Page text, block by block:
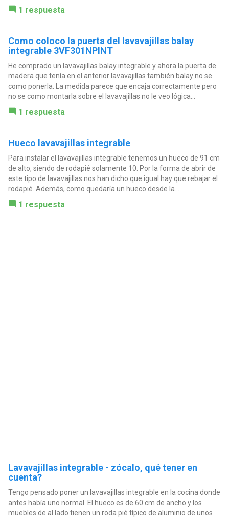
1 respuesta
Como coloco la puerta del lavavajillas balay
integrable 3VF301NPINT
He comprado un lavavajillas balay integrable y ahora la puerta de
madera que tenía en el anterior lavavajillas también balay no se
como ponerla. La medida parece que encaja correctamente pero
no se como montarla sobre el lavavajillas no le veo lógica...
1 respuesta
Hueco lavavajillas integrable
Para instalar el lavavajillas integrable tenemos un hueco de 91 cm
de alto, siendo de rodapié solamente 10. Por la forma de abrir de
este tipo de lavavajillas nos han dicho que igual hay que rebajar el
rodapié. Además, como quedaría un hueco desde la...
1 respuesta
Lavavajillas integrable - zócalo, qué tener en
cuenta?
Tengo pensado poner un lavavajillas integrable en la cocina donde
antes había uno normal. El hueco es de 60 cm de ancho y los
muebles de al lado tienen un roda pié típico de aluminio de unos